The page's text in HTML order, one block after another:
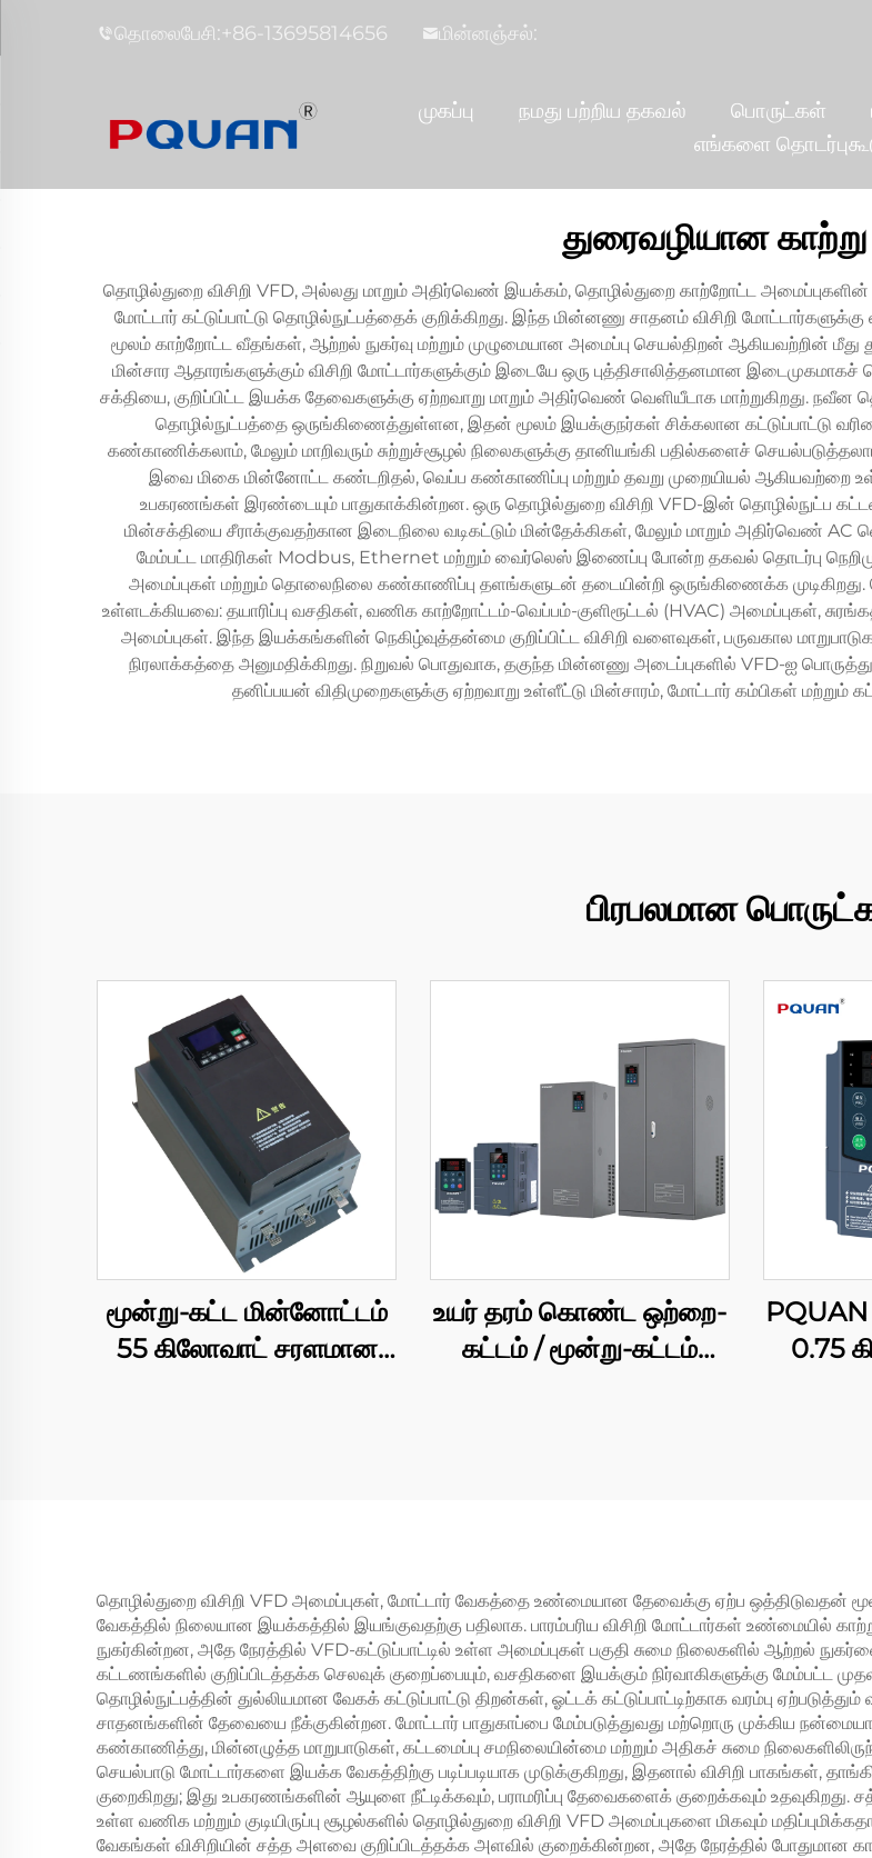
தொலைபேசி:+86-13695814656 மின்னஞ்சல்:
முகப்பு நமது பற்றிய தகவல் பொருட்கள்
எங்களை
துரைவழியான
தொழில்துறை விசிறி VFD, அல்லது மாறும் அதிர்வெண் இயக்கம், தொழில்துறை காற்றோட்ட
மோட்டார் கட்டுப்பாட்டு தொழில்நுட்பத்தைக் குறிக்கிறது. இந்த மின்னணு சாதனம் விசிறி
மூலம் காற்றோட்ட வீதங்கள், ஆற்றல் நுகர்வு மற்றும் முழுமையான அமைப்பு செயல்திறன் ஆகியவற்றின் மீது
மின்சார ஆதாரங்களுக்கும் விசிறி மோட்டார்களுக்கும் இடையே ஒரு புத்திசாலித்தனமான
சக்தியை, குறிப்பிட்ட இயக்க தேவைகளுக்கு ஏற்றவாறு மாறும் அதிர்வெண் வெளியீடாக மாற்றுகிறது.
தொழில்நுட்பத்தை ஒருங்கிணைத்துள்ளன, இதன் மூலம் இயக்குநர்கள் சிக்கலான கட்டுப்பாட்டு
கண்காணிக்கலாம், மேலும் மாறிவரும் சுற்றுச்சூழல் நிலைகளுக்கு தானியங்கி பதில்களைச்
இவை மிகை மின்னோட்ட கண்டறிதல், வெப்ப கண்காணிப்பு மற்றும் தவறு முறையியல் ஆகியவற்றை
உபகரணங்கள் இரண்டையும் பாதுகாக்கின்றன. ஒரு தொழில்துறை விசிறி VFD-இன் தொழில்நுட்ப
மின்சக்தியை சீராக்குவதற்கான இடைநிலை வடிகட்டும் மின்தேக்கிகள், மேலும் மாறும் அதிர்வெண் AC
மேம்பட்ட மாதிரிகள் Modbus, Ethernet மற்றும் வைர்லெஸ் இணைப்பு போன்ற தகவல் தொடர்பு
அமைப்புகள் மற்றும் தொலைநிலை கண்காணிப்பு தளங்களுடன் தடையின்றி ஒருங்கிணைக்க முடிகிறது.
உள்ளடக்கியவை: தயாரிப்பு வசதிகள், வணிக காற்றோட்டம்-வெப்பம்-குளிரூட்டல் (HVAC) அமைப்புகள்,
அமைப்புகள். இந்த இயக்கங்களின் நெகிழ்வுத்தன்மை குறிப்பிட்ட விசிறி வளைவுகள், பருவகால
நிரலாக்கத்தை அனுமதிக்கிறது. நிறுவல் பொதுவாக, தகுந்த மின்னணு அடைப்புகளில் VFD-ஐ
தனிப்பயன் விதிமுறைகளுக்கு ஏற்றவாறு உள்ளீட்டு மின்சாரம், மோட்டார் கம்பிகள்
பிரபலமான
மூன்று-கட்ட மின்னோட்டம்
55 கிலோவாட் சரளமான
மின்சக்தியைப்
பயன்படுத்துவதற்காக
உயர் தரம் கொண்ட ஒற்றை-
கட்டம் / மூன்று-கட்டம்
0.75
தொழில்துறை விசிறி VFD அமைப்புகள், மோட்டார் வேகத்தை உண்மையான தேவைக்கு ஏற்ப ஒத்திடுவதன்
வேகத்தில் நிலையான இயக்கத்தில் இயங்குவதற்கு பதிலாக. பாரம்பரிய விசிறி மோட்டார்கள் உண்மையில்
நுகர்கின்றன, அதே நேரத்தில் VFD-கட்டுப்பாட்டில் உள்ள அமைப்புகள் பகுதி சுமை நிலைகளில் ஆற்றல்
கட்டணங்களில் குறிப்பிடத்தக்க செலவுக் குறைப்பையும், வசதிகளை இயக்கும் நிர்வாகிகளுக்கு மேம்பட்ட
தொழில்நுட்பத்தின் துல்லியமான வேகக் கட்டுப்பாட்டு திறன்கள், ஓட்டக் கட்டுப்பாட்டிற்காக வரம்பு
சாதனங்களின் தேவையை நீக்குகின்றன. மோட்டார் பாதுகாப்பை மேம்படுத்துவது மற்றொரு முக்கிய
கண்காணித்து, மின்னழுத்த மாறுபாடுகள், கட்டமைப்பு சமநிலையின்மை மற்றும் அதிகச் சுமை
செயல்பாடு மோட்டார்களை இயக்க வேகத்திற்கு படிப்படியாக முடுக்குகிறது, இதனால் விசிறி பாகங்கள்,
குறைகிறது; இது உபகரணங்களின் ஆயுளை நீட்டிக்கவும், பராமரிப்பு தேவைகளைக் குறைக்கவும்
உள்ள வணிக மற்றும் குடியிருப்பு சூழல்களில் தொழில்துறை விசிறி VFD அமைப்புகளை மிகவும்
வேகங்கள் விசிறியின் சத்த அளவை குறிப்பிடத்தக்க அளவில் குறைக்கின்றன, அதே நேரத்தில் போதுமான